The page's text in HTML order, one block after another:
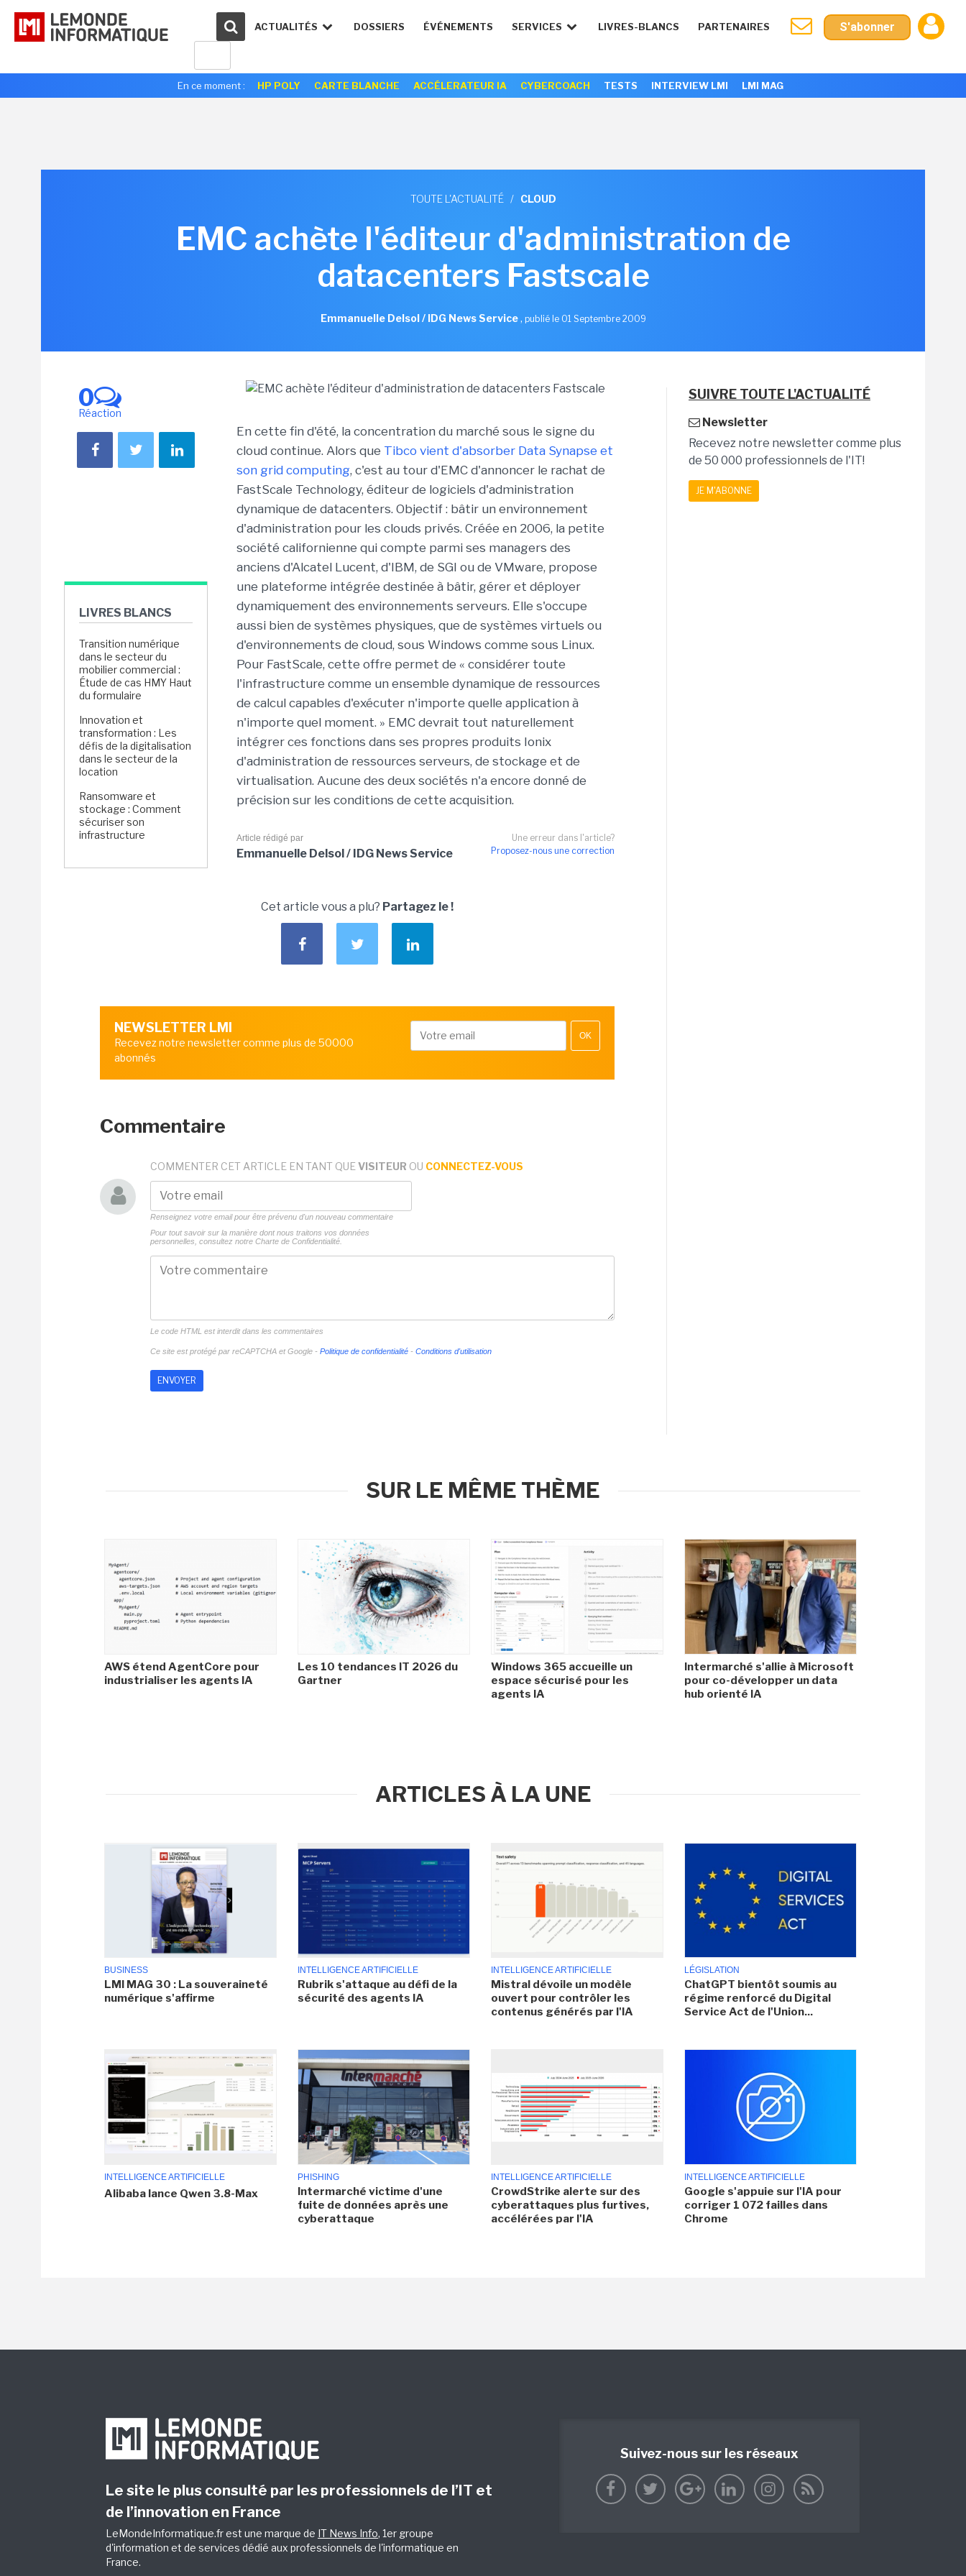
ACTUALITÉS DOSSIERS ÉVÉNEMENTS SERVICES LIVRES-BLANCS PARTENAIRES S'abonner
En ce moment : HP POLY CARTE BLANCHE ACCÉLERATEUR IA CYBERCOACH TESTS INTERVIEW LMI LMI MAG
TOUTE L'ACTUALITÉ / CLOUD
EMC achète l'éditeur d'administration de
datacenters Fastscale
Emmanuelle Delsol / IDG News Service, publié le 01 Septembre 2009
0
Réaction
LIVRES BLANCS
Transition numérique
dans le secteur du
mobilier commercial :
Étude de cas HMY Haut
du formulaire
Innovation et
transformation : Les
défis de la digitalisation
dans le secteur de la
location
Ransomware et
stockage : Comment
sécuriser son
infrastructure
En cette fin d'été, la concentration du marché sous le signe du
cloud continue. Alors que Tibco vient d'absorber Data Synapse et
son grid computing, c'est au tour d'EMC d'annoncer le rachat de
FastScale Technology, éditeur de logiciels d'administration
dynamique de datacenters. Objectif : bâtir un environnement
d'administration pour les clouds privés. Créée en 2006, la petite
société californienne qui compte parmi ses managers des
anciens d'Alcatel Lucent, d'IBM, de SGI ou de VMware, propose
une plateforme intégrée destinée à bâtir, gérer et déployer
dynamiquement des environnements serveurs. Elle s'occupe
aussi bien de systèmes physiques, que de systèmes virtuels ou
d'environnements de cloud, sous Windows comme sous Linux.
Pour FastScale, cette offre permet de « considérer toute
l'infrastructure comme un ensemble dynamique de ressources
de calcul capables d'exécuter n'importe quelle application à
n'importe quel moment. » EMC devrait tout naturellement
intégrer ces fonctions dans ses propres produits Ionix
d'administration de ressources serveurs, de stockage et de
virtualisation. Aucune des deux sociétés n'a encore donné de
précision sur les conditions de cette acquisition.
Une erreur dans l'article?
Proposez-nous une correction
Article rédigé par
Emmanuelle Delsol / IDG News Service
Cet article vous a plu? Partagez le !
NEWSLETTER LMI
Recevez notre newsletter comme plus de 50000
abonnés
OK
Commentaire
COMMENTER CET ARTICLE EN TANT QUE VISITEUR OU CONNECTEZ-VOUS
Renseignez votre email pour être prévenu d'un nouveau commentaire
Pour tout savoir sur la manière dont nous traitons vos données
personnelles, consultez notre Charte de Confidentialité.
Le code HTML est interdit dans les commentaires
Ce site est protégé par reCAPTCHA et Google - Politique de confidentialité - Conditions d'utilisation
SUIVRE TOUTE L'ACTUALITÉ
Newsletter
Recevez notre newsletter comme plus
de 50 000 professionnels de l'IT!
JE M'ABONNE
SUR LE MÊME THÈME
AWS étend AgentCore pour
industrialiser les agents IA
Les 10 tendances IT 2026 du
Gartner
Windows 365 accueille un
espace sécurisé pour les
agents IA
Intermarché s'allie à Microsoft
pour co-développer un data
hub orienté IA
ARTICLES À LA UNE
BUSINESS
LMI MAG 30 : La souveraineté
numérique s'affirme
INTELLIGENCE ARTIFICIELLE
Rubrik s'attaque au défi de la
sécurité des agents IA
INTELLIGENCE ARTIFICIELLE
Mistral dévoile un modèle
ouvert pour contrôler les
contenus générés par l'IA
LÉGISLATION
ChatGPT bientôt soumis au
régime renforcé du Digital
Service Act de l'Union...
INTELLIGENCE ARTIFICIELLE
Alibaba lance Qwen 3.8-Max
PHISHING
Intermarché victime d'une
fuite de données après une
cyberattaque
INTELLIGENCE ARTIFICIELLE
CrowdStrike alerte sur des
cyberattaques plus furtives,
accélérées par l'IA
INTELLIGENCE ARTIFICIELLE
Google s'appuie sur l'IA pour
corriger 1 072 failles dans
Chrome
Le site le plus consulté par les professionnels de l’IT et
de l’innovation en France
LeMondeInformatique.fr est une marque de IT News Info, 1er groupe
d'information et de services dédié aux professionnels de l'informatique en
France.
Suivez-nous sur les réseaux